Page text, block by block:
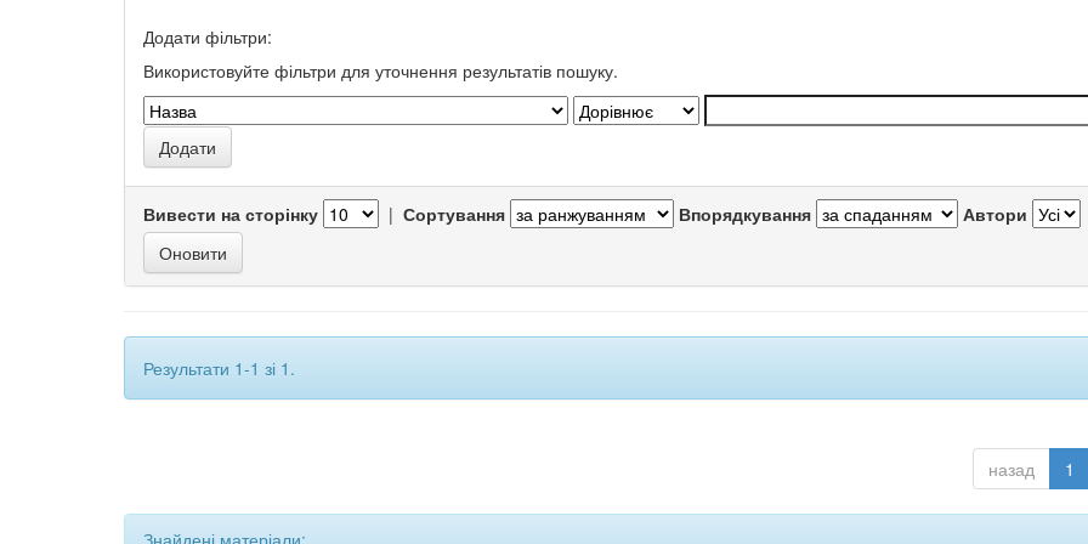
Додати фільтри:
Використовуйте фільтри для уточнення результатів пошуку.
Вивести на сторінку | Сортування Впорядкування Автори
Результати 1-1 зі 1.
назад 1
Знайдені матеріали: